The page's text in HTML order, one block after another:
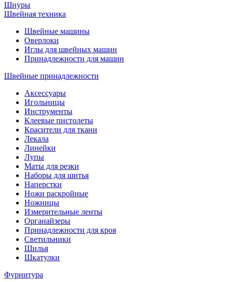
Шнуры
Швейная техника
Швейные машины
Оверлоки
Иглы для швейных машин
Принадлежности для машин
Швейные принадлежности
Аксессуары
Игольницы
Инструменты
Клеевые пистолеты
Красители для ткани
Лекала
Линейки
Лупы
Маты для резки
Наборы для шитья
Наперстки
Ножи раскройные
Ножницы
Измерительные ленты
Органайзеры
Принадлежности для кроя
Светильники
Шилья
Шкатулки
Фурнитура